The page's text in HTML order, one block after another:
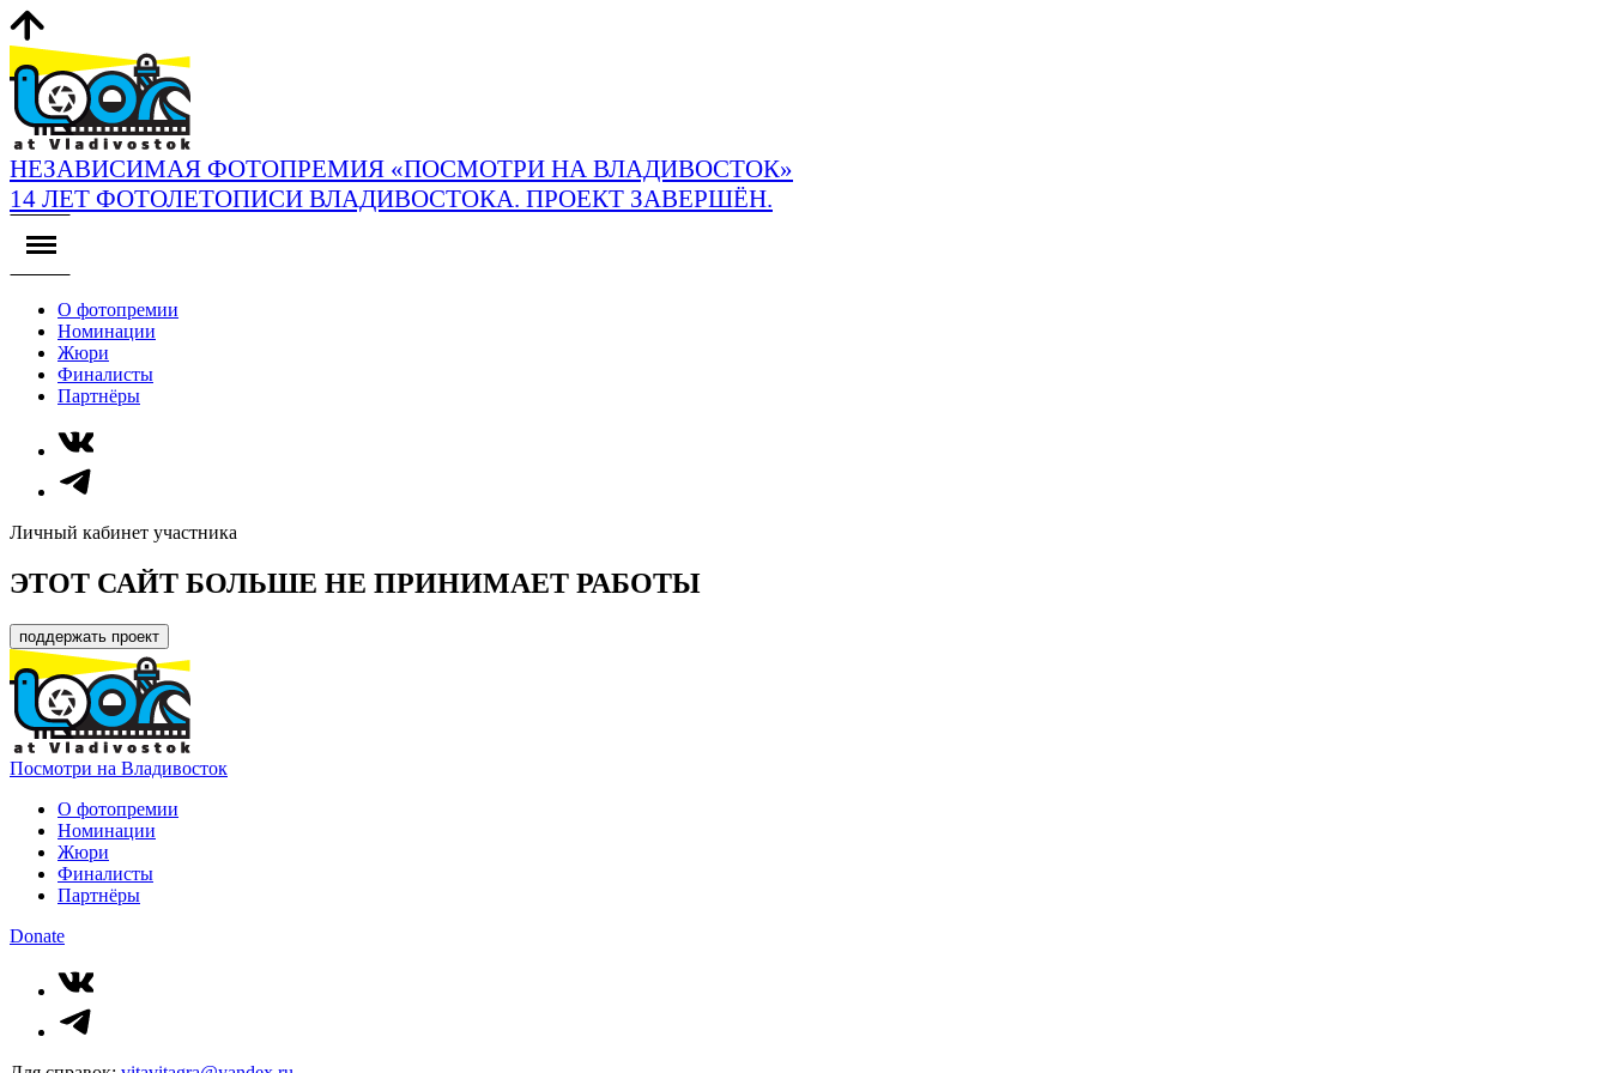
НЕЗАВИСИМАЯ ФОТОПРЕМИЯ «ПОСМОТРИ НА ВЛАДИВОСТОК»
14 ЛЕТ ФОТОЛЕТОПИСИ ВЛАДИВОСТОКА. ПРОЕКТ ЗАВЕРШЁН.
О фотопремии
Номинации
Жюри
Финалисты
Партнёры
Личный кабинет участника
ЭТОТ САЙТ БОЛЬШЕ НЕ ПРИНИМАЕТ РАБОТЫ
поддержать проект
Посмотри на Владивосток
О фотопремии
Номинации
Жюри
Финалисты
Партнёры
Donate